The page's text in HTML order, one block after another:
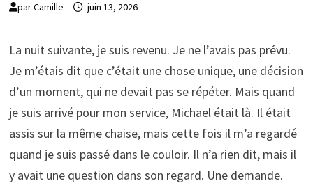
parCamille juin 13, 2026
La nuit suivante, je suis revenu. Je ne l’avais pas prévu.
Je m’étais dit que c’était une chose unique, une décision
d’un moment, qui ne devait pas se répéter. Mais quand
je suis arrivé pour mon service, Michael était là. Il était
assis sur la même chaise, mais cette fois il m’a regardé
quand je suis passé dans le couloir. Il n’a rien dit, mais il
y avait une question dans son regard. Une demande.